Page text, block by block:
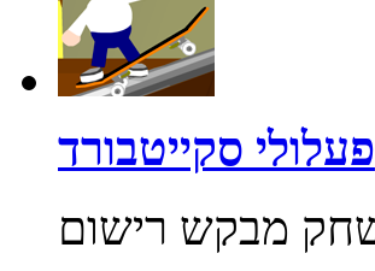
פעלולי סקייטבורד